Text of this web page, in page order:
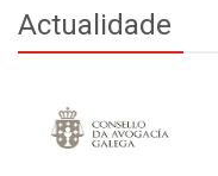
Actualidade